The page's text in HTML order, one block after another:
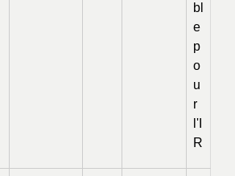
bl
e
p
o
u
r
l'I
R